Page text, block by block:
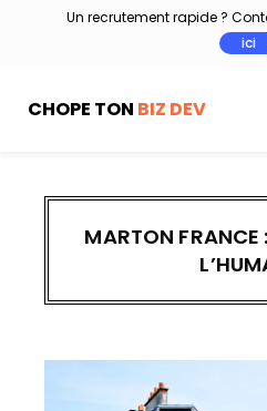
Un recrutement rapide ?
ici
CHOPE TON BIZ DEV
MARTON FRANCE